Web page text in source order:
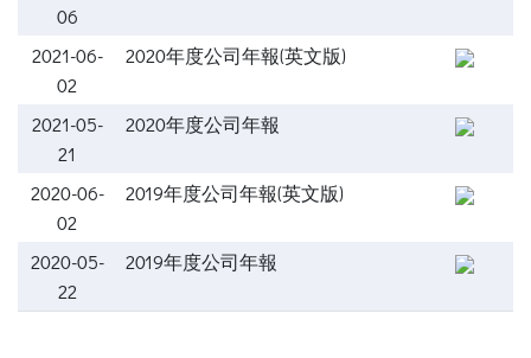
06
2021-06-
02
2020年度公司年報(英文版)
2021-05-
21
2020年度公司年報
2020-06-
02
2019年度公司年報(英文版)
2020-05-
22
2019年度公司年報